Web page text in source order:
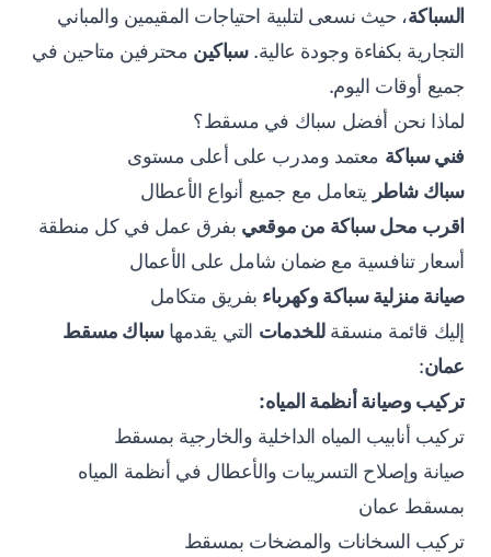
السباكة، حيث نسعى لتلبية احتياجات المقيمين والمباني
التجارية بكفاءة وجودة عالية.سباكين محترفين متاحين في
جميع أوقات اليوم.
لماذا نحن أفضل سباك في مسقط؟
فني سباكة معتمد ومدرب على أعلى مستوى
سباك شاطر يتعامل مع جميع أنواع الأعطال
اقرب محل سباكة من موقعي بفرق عمل في كل منطقة
أسعار تنافسية مع ضمان شامل على الأعمال
صيانة منزلية سباكة وكهرباء بفريق متكامل
إليك قائمة منسقةللخدمات التي يقدمهاسباك مسقط
عمان:
تركيب وصيانة أنظمة المياه:
تركيب أنابيب المياه الداخلية والخارجية بمسقط
صيانة وإصلاح التسريبات والأعطال في أنظمة المياه
بمسقط عمان
تركيب السخانات والمضخات بمسقط